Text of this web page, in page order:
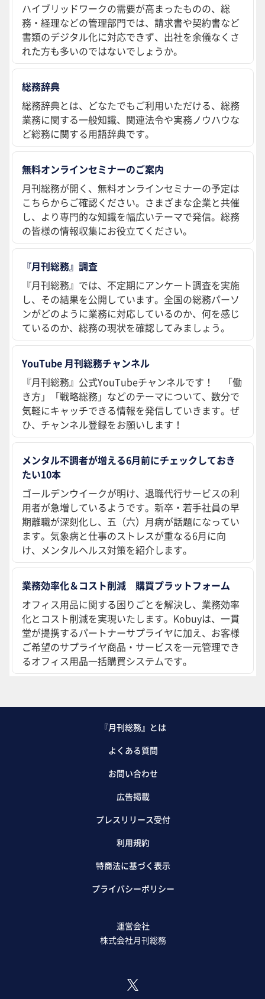
ハイブリッドワークの需要が高まったものの、総
務・経理などの管理部門では、請求書や契約書など
書類のデジタル化に対応できず、出社を余儀なくさ
れた方も多いのではないでしょうか。
総務辞典
総務辞典とは、どなたでもご利用いただける、総務
業務に関する一般知識、関連法令や実務ノウハウな
ど総務に関する用語辞典です。
無料オンラインセミナーのご案内
月刊総務が開く、無料オンラインセミナーの予定は
こちらからご確認ください。さまざまな企業と共催
し、より専門的な知識を幅広いテーマで発信。総務
の皆様の情報収集にお役立てください。
『月刊総務』調査
『月刊総務』では、不定期にアンケート調査を実施
し、その結果を公開しています。全国の総務パーソ
ンがどのように業務に対応しているのか、何を感じ
ているのか、総務の現状を確認してみましょう。
YouTube 月刊総務チャンネル
『月刊総務』公式YouTubeチャンネルです！ 「働
き方」「戦略総務」などのテーマについて、数分で
気軽にキャッチできる情報を発信していきます。ぜ
ひ、チャンネル登録をお願いします！
メンタル不調者が増える6月前にチェックしておき
たい10本
ゴールデンウイークが明け、退職代行サービスの利
用者が急増しているようです。新卒・若手社員の早
期離職が深刻化し、五（六）月病が話題になってい
ます。気象病と仕事のストレスが重なる6月に向
け、メンタルヘルス対策を紹介します。
業務効率化＆コスト削減 購買プラットフォーム
オフィス用品に関する困りごとを解決し、業務効率
化とコスト削減を実現いたします。Kobuyは、一貫
堂が提携するパートナーサプライヤに加え、お客様
ご希望のサプライヤ商品・サービスを一元管理でき
るオフィス用品一括購買システムです。
『月刊総務』とは
よくある質問
お問い合わせ
広告掲載
プレスリリース受付
利用規約
特商法に基づく表示
プライバシーポリシー
運営会社
株式会社月刊総務